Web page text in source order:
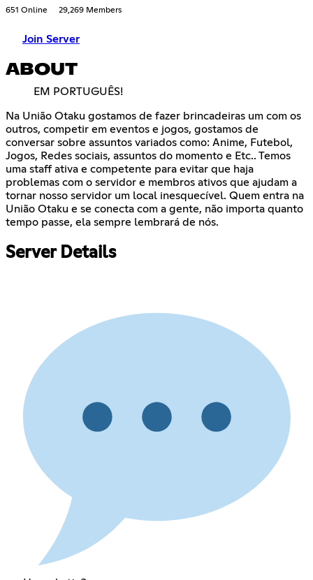
651 Online 29,269 Members
Join Server
ABOUT
EM PORTUGUÊS!
Na União Otaku gostamos de fazer brincadeiras um com os
outros, competir em eventos e jogos, gostamos de
conversar sobre assuntos variados como: Anime, Futebol,
Jogos, Redes sociais, assuntos do momento e Etc.. Temos
uma staff ativa e competente para evitar que haja
problemas com o servidor e membros ativos que ajudam a
tornar nosso servidor um local inesquecível. Quem entra na
União Otaku e se conecta com a gente, não importa quanto
tempo passe, ela sempre lembrará de nós.
Server Details